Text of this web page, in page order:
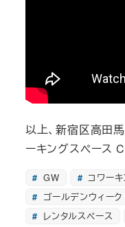
以上、新宿区高田
ーキングスペース
GW
コワー
ゴールデンウィーク
レンタルスペース